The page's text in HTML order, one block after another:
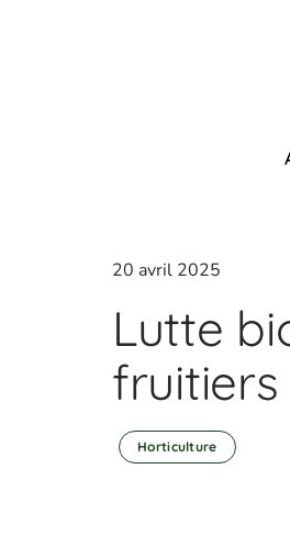
20 avril 2025
Lutte
fruitiers
Horticulture